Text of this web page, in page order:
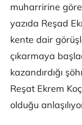
muharririne göre
yazıda Reşad
kente dair
çıkarmaya
kazandırdığı
Reşat Ekrem
olduğu